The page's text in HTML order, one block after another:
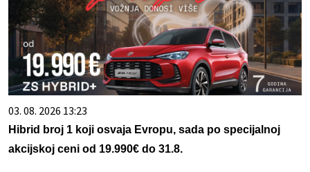
03. 08. 2026 13:23
Hibrid broj 1 koji osvaja Evropu, sada po specijalnoj
akcijskoj ceni od 19.990€ do 31.8.